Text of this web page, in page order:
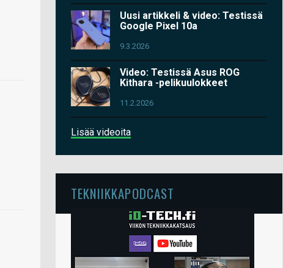
Uusi artikkeli & video: Testissä
Google Pixel 10a
9.3.2026
Video: Testissä Asus ROG
Kithara -pelikuulokkeet
11.2.2026
Lisää videoita
TEKNIIKKAPODCAST